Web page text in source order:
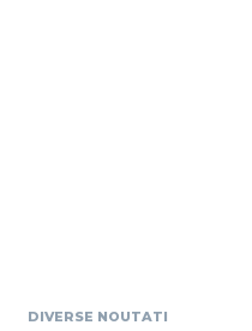
DIVERSE NOUTATI